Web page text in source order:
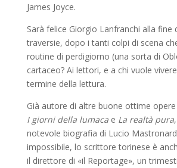
James Joyce.
Sarà felice Giorgio Lanfranchi alla fine
traversie, dopo i tanti colpi di scena
routine di perdigiorno (una sorta di
cartaceo? Ai lettori, e a chi vuole
termine della lettura.
Già autore di altre buone ottime
I giorni della lumacae La realtà pura
notevole biografia di Lucio
impossibile, lo scrittore torinese è
il direttore di «il Reportage», un